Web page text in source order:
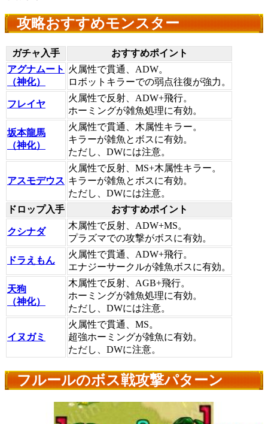
攻略おすすめモンスター
ガチャ入手
おすすめポイント
アグナムート
（神化）
火属性で貫通、ADW。
ロボットキラーでの弱点往復が強力。
フレイヤ
火属性で反射、ADW+飛行。
ホーミングが雑魚処理に有効。
坂本龍馬
（神化）
火属性で貫通、木属性キラー。
キラーが雑魚とボスに有効。
ただし、DWには注意。
アスモデウス
火属性で反射、MS+木属性キラー。
キラーが雑魚とボスに有効。
ただし、DWには注意。
ドロップ入手
おすすめポイント
クシナダ
木属性で反射、ADW+MS。
プラズマでの攻撃がボスに有効。
ドラえもん
火属性で貫通、ADW+飛行。
エナジーサークルが雑魚ボスに有効。
天狗
（神化）
木属性で反射、AGB+飛行。
ホーミングが雑魚処理に有効。
ただし、DWには注意。
イヌガミ
火属性で貫通、MS。
超強ホーミングが雑魚に有効。
ただし、DWに注意。
フルールのボス戦攻撃パターン